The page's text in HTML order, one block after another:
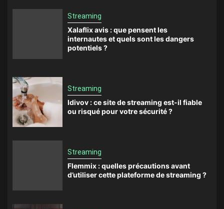
Streaming
Xalaflix avis : que pensent les
internautes et quels sont les dangers
potentiels ?
Streaming
Idivov : ce site de streaming est-il fiable
ou risqué pour votre sécurité ?
Streaming
Flemmix : quelles précautions avant
d’utiliser cette plateforme de streaming ?